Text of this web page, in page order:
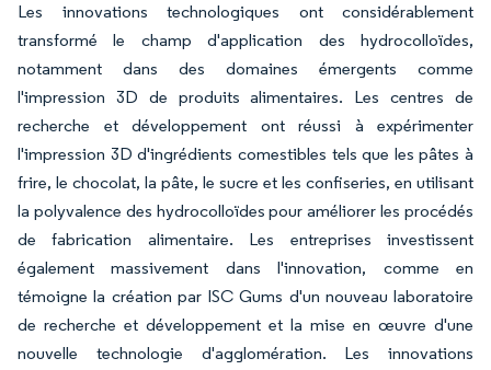
Les innovations technologiques ont considérablement
transformé le champ d'application des hydrocolloïdes,
notamment dans des domaines émergents comme
l'impression 3D de produits alimentaires. Les centres de
recherche et développement ont réussi à expérimenter
l'impression 3D d'ingrédients comestibles tels que les pâtes à
frire, le chocolat, la pâte, le sucre et les confiseries, en utilisant
la polyvalence des hydrocolloïdes pour améliorer les procédés
de fabrication alimentaire. Les entreprises investissent
également massivement dans l'innovation, comme en
témoigne la création par ISC Gums d'un nouveau laboratoire
de recherche et développement et la mise en œuvre d'une
nouvelle technologie d'agglomération. Les innovations